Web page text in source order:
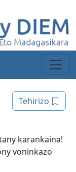
Tehirizo
karankaina!
voninkazo